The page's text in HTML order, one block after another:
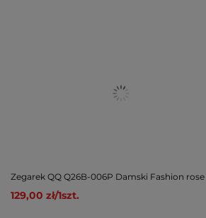
Zegarek QQ Q26B-006P Damski Fashion
129,00 zł/1szt.